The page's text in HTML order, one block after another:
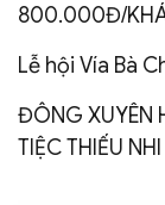
800.000Đ/
Lễ hội Vía Bà
ĐÔNG XUYÊN
TIỆC THIẾU